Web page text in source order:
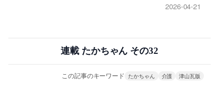
2026-04-21
連載 たかちゃん その32
この記事のキーワード たかちゃん 介護 津山瓦版